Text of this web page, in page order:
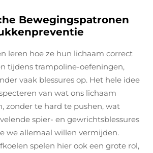
Bewegingspatronen
leren hoe ze hun lichaam correct
tijdens trampoline-oefeningen,
vaak blessures op. Het hele idee
van wat ons lichaam
zonder te hard te pushen, wat
spier- en gewrichtsblessures
we allemaal willen vermijden.
spelen hier ook een grote rol,